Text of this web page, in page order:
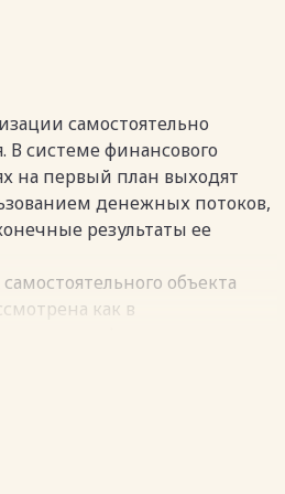
самостоятельно
В системе финансового
на первый план выходят
денежных потоков,
результаты ее
объекта
как в
потоками